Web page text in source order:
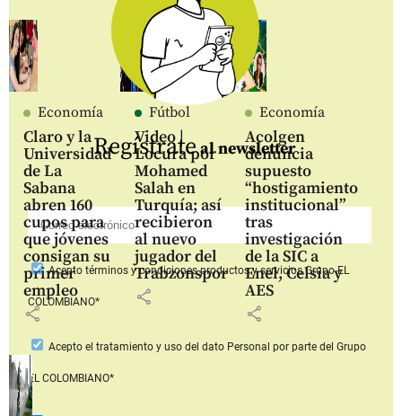
Economía
Claro y la
Universidad
de La
Sabana
abren 160
cupos para
que jóvenes
consigan su
primer
empleo
share
Fútbol
Video |
Locura por
Mohamed
Salah en
Turquía; así
recibieron
al nuevo
jugador del
Trabzonspor
share
Economía
Acolgen
denuncia
supuesto
“hostigamiento
institucional”
tras
investigación
de la SIC a
Enel, Celsia y
AES
share
Regístrateal newsletter
Aceptotérminos y condiciones productos y serviciosGrupo EL
COLOMBIANO*
Acepto el tratamiento y uso del dato Personal por parte del Grupo
EL COLOMBIANO*